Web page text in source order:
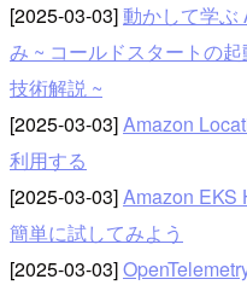
[2025-03-03]動かして学ぶ
み ~ コールドスタートの
技術解説 ~
[2025-03-03]Amazon
利用する
[2025-03-03]Amazon EKS
簡単に試してみよう
[2025-03-03]